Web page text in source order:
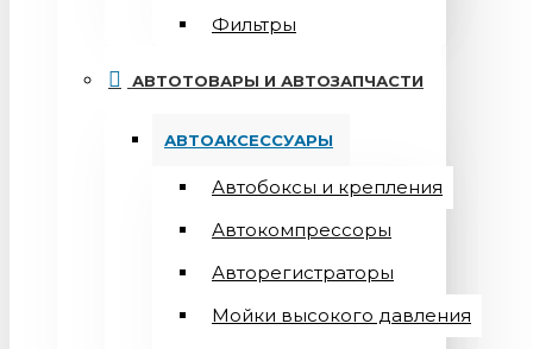
Фильтры
АВТОТОВАРЫ И АВТОЗАПЧАСТИ
АВТОАКСЕССУАРЫ
Автобоксы и крепления
Автокомпрессоры
Авторегистраторы
Мойки высокого давления